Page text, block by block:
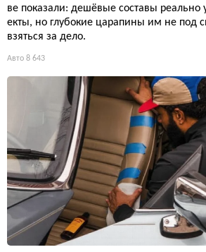
ве показали: дешёвые составы
екты, но глубокие царапины им не под
взяться за дело.
Авто 8 643